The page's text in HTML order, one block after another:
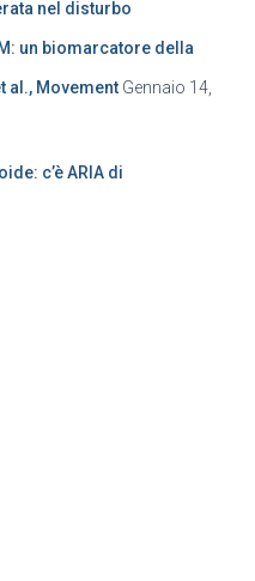
nel disturbo
un biomarcatore della
al., Movement Gennaio 14,
c’è ARIA di